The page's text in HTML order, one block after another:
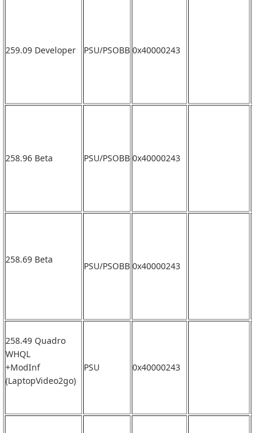
259.09 Developer PSU/PSOBB 0x40000243
258.96 Beta PSU/PSOBB 0x40000243
258.69 Beta
PSU/PSOBB 0x40000243
258.49 Quadro
WHQL
+ModInf
(LaptopVideo2go)
PSU 0x40000243